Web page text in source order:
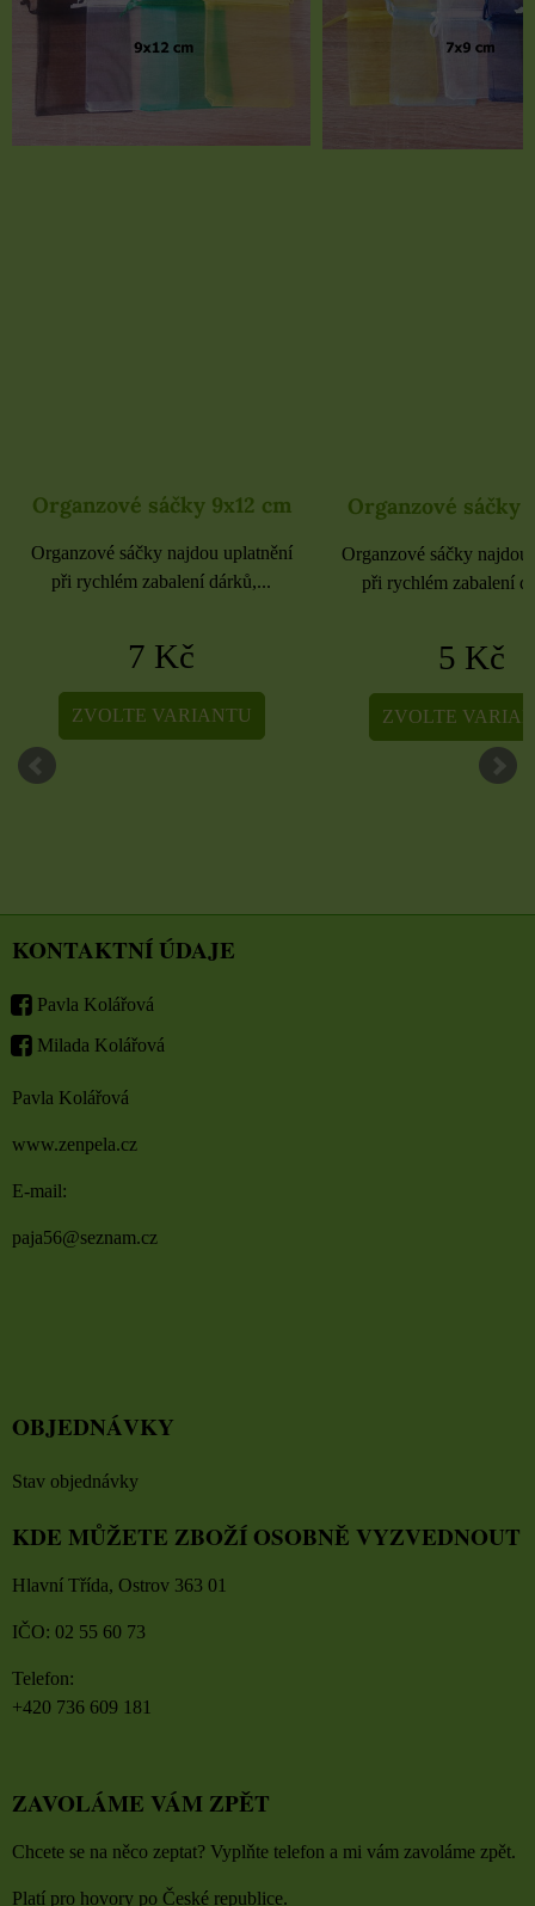
Organzové sáčky 9x12 cm
Organzové sáčky najdou uplatnění
při rychlém zabalení dárků,...
7 Kč
ZVOLTE VARIANTU
Organzové sáčky
Organzové sáčky najdou
při rychlém zabalení
5 Kč
ZVOLTE
KONTAKTNÍ ÚDAJE
Pavla Kolářová
Milada Kolářová
Pavla Kolářová
www.zenpela.cz
E-mail:
paja56@seznam.cz
OBJEDNÁVKY
Stav objednávky
KDE MŮŽETE ZBOŽÍ OSOBNĚ VYZVEDNOUT
Hlavní Třída, Ostrov 363 01
IČO: 02 55 60 73
Telefon:
+420 736 609 181
ZAVOLÁME VÁM ZPĚT
Chcete se na něco zeptat? Vyplňte telefon a mi vám zavoláme zpět.
Platí pro hovory po České republice.